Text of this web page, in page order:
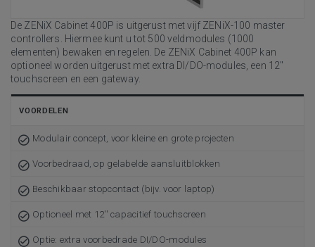
De ZENiX Cabinet 400P is uitgerust met vijf ZENiX-100 master
controllers. Hiermee kunt u tot 500 veldmodules (1000
elementen) bewaken en regelen. De ZENiX Cabinet 400P kan
optioneel worden uitgerust met extra DI/DO-modules, een 12''
touchscreen en een gateway.
VOORDELEN
Modulair concept, voor kleine en grote projecten
Voorbedraad, op gelabelde aansluitblokken
Beschikbaar stopcontact (bijv. voor laptop)
Optioneel met 12'' capacitief touchscreen
Optie: extra voorbedrade DI/DO-modules